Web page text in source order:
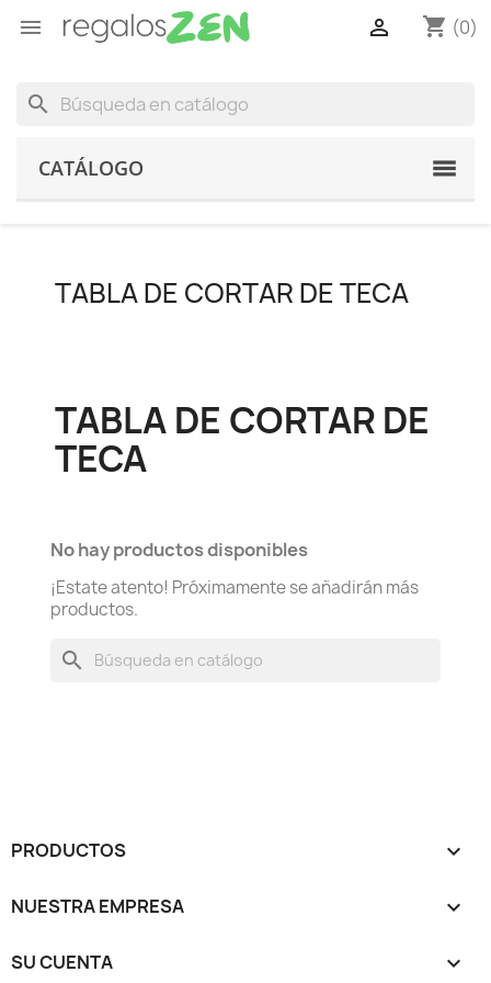
 shopping_cart (0)

search
CATÁLOGO
TABLA DE CORTAR DE TECA
TABLA DE CORTAR DE
TECA
No hay productos disponibles
¡Estate atento! Próximamente se añadirán más
productos.
search
PRODUCTOS 
NUESTRA EMPRESA 
SU CUENTA 